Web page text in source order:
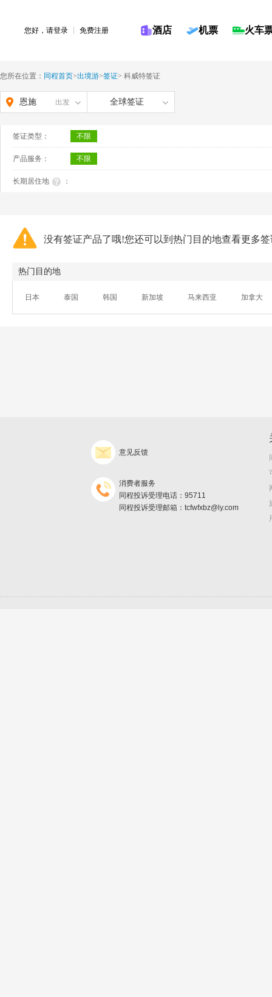
您好，请登录 免费注册 酒店 机票 火车
您所在位置： 同程首页>出境游>签证> 科威特签证
恩施 出发 全球签证
签证类型： 不限
产品服务： 不限
长期居住地 ：
没有签证产品了哦!您还可以到热门目的地查看更多
热门目的地
日本 泰国 韩国 新加坡 马来西亚 加拿大
意见反馈
消费者服务
同程投诉受理电话：95711
同程投诉受理邮箱：tcfwfxbz@ly.com